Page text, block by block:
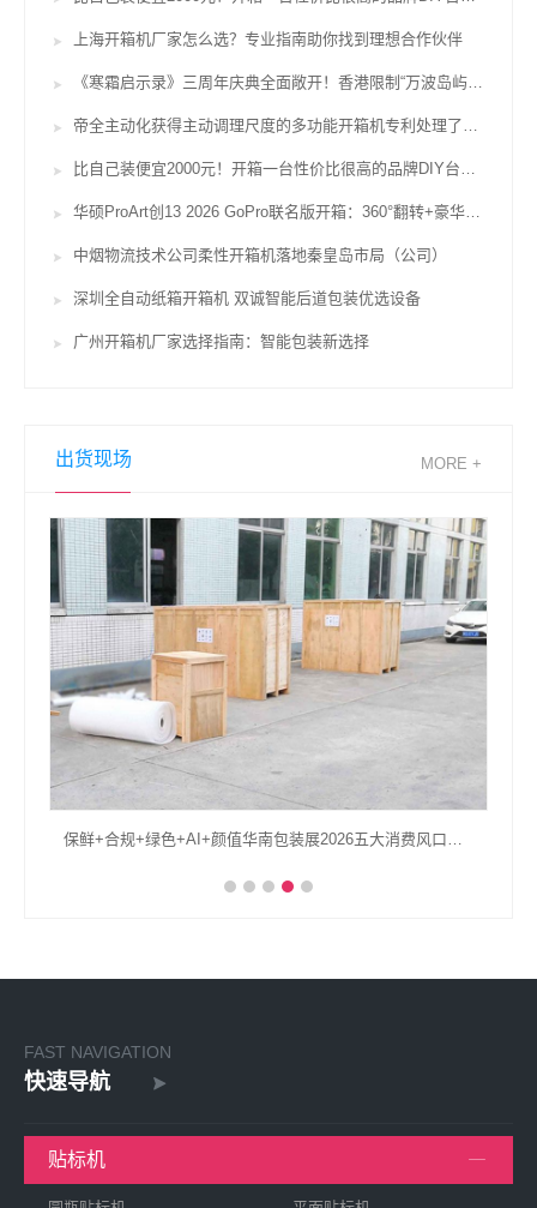
上海开箱机厂家怎么选？专业指南助你找到理想合作伙伴
《寒霜启示录》三周年庆典全面敞开！香港限制“万波岛屿红茶”联名活动行将上台
帝全主动化获得主动调理尺度的多功能开箱机专利处理了不便于依据纸箱的尺度对设备中的开箱设备进行调理的问题
比自己装便宜2000元！开箱一台性价比很高的品牌DIY台式机
华硕ProArt创13 2026 GoPro联名版开箱：360°翻转+豪华配置便携创作新典范
中烟物流技术公司柔性开箱机落地秦皇岛市局（公司）
深圳全自动纸箱开箱机 双诚智能后道包装优选设备
广州开箱机厂家选择指南：智能包装新选择
出货现场 MORE +
FAST NAVIGATION
快速导航
贴标机